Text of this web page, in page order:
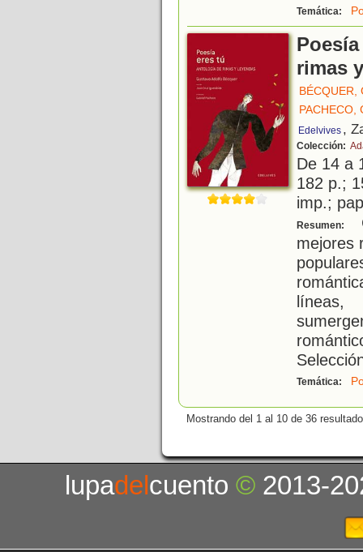
Temática:
rimas
BÉCQUER,
PACHECO,
Edelvives ,
Colección:
De 14 a
182 p.;
imp.;
Resumen:
mejores
líneas,
Temática:
Mostrando del 1 al 10 de 36
lupadelcuento© 2013-